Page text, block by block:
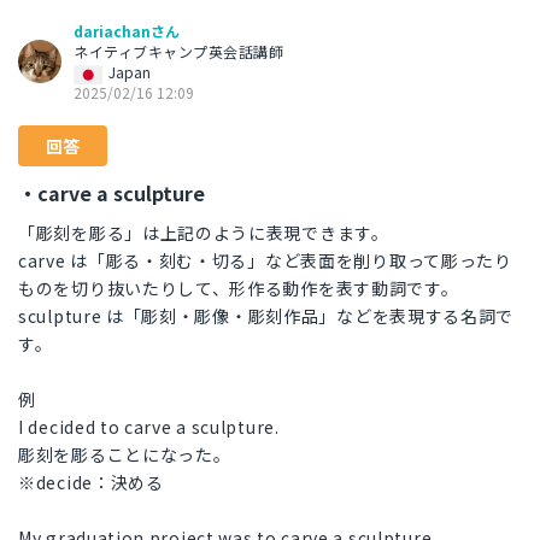
dariachanさん
ネイティブキャンプ英会話講師
Japan
2025/02/16 12:09
回答
・carve a sculpture
「彫刻を彫る」は上記のように表現できます。
carve は「彫る・刻む・切る」など表面を削り取って彫ったり
ものを切り抜いたりして、形作る動作を表す動詞です。
sculpture は「彫刻・彫像・彫刻作品」などを表現する名詞で
す。
例
I decided to carve a sculpture.
彫刻を彫ることになった。
※decide：決める